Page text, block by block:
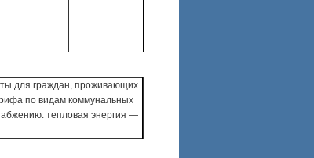
для граждан, проживающих
по видам коммунальных
тепловая энергия —